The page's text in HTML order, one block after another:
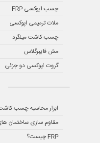
چسب اپوکسی FRP
ملات ترمیمی اپوکسی
چسب کاشت میلگرد
مش فایبرگلاس
گروت اپوکسی دو جزئی
ابزار محاسبه چسب
مقاوم سازی ساختمان
FRP چیست؟